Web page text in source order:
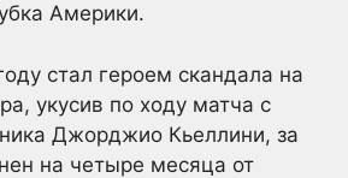
Америки.
стал героем скандала на
укусив по ходу матча с
Джорджио Кьеллини, за
на четыре месяца от